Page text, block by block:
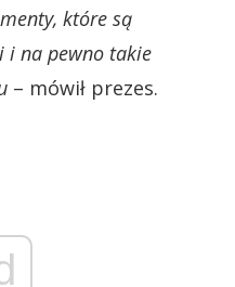
które są
i na pewno takie
– mówił prezes.